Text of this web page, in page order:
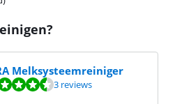
Melksysteemreiniger
op 3 reviews.
3 reviews